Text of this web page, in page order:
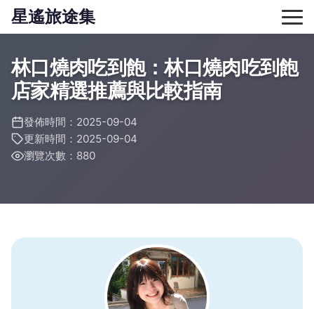
星遙旅途集
林口燒肉吃到飽：林口燒肉吃到飽
店家精選推薦與比較指南
發佈時間：2025-09-04
更新時間：2025-09-04
瀏覽次數：880